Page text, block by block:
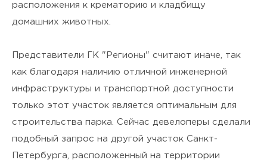
расположения к крематорию и кладбищу
домашних животных.
Представители ГК "Регионы" считают иначе, так
как благодаря наличию отличной инженерной
инфраструктуры и транспортной доступности
только этот участок является оптимальным для
строительства парка. Сейчас девелоперы сделали
подобный запрос на другой участок Санкт-
Петербурга, расположенный на территории